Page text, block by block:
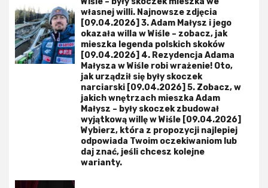
własnej willi. Najnowsze zdjęcia
[09.04.2026] 3. Adam Małysz i jego
okazała willa w Wiśle – zobacz, jak
mieszka legenda polskich skoków
[09.04.2026] 4. Rezydencja Adama
Małysza w Wiśle robi wrażenie! Oto,
jak urządził się były skoczek
narciarski [09.04.2026] 5. Zobacz, w
jakich wnętrzach mieszka Adam
Małysz – były skoczek zbudował
wyjątkową willę w Wiśle [09.04.2026]
Wybierz, która z propozycji najlepiej
odpowiada Twoim oczekiwaniom lub
daj znać, jeśli chcesz kolejne
warianty.